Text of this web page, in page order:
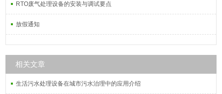
RTO废气处理设备的安装与调试要点
放假通知
相关文章
生活污水处理设备在城市污水治理中的应用介绍